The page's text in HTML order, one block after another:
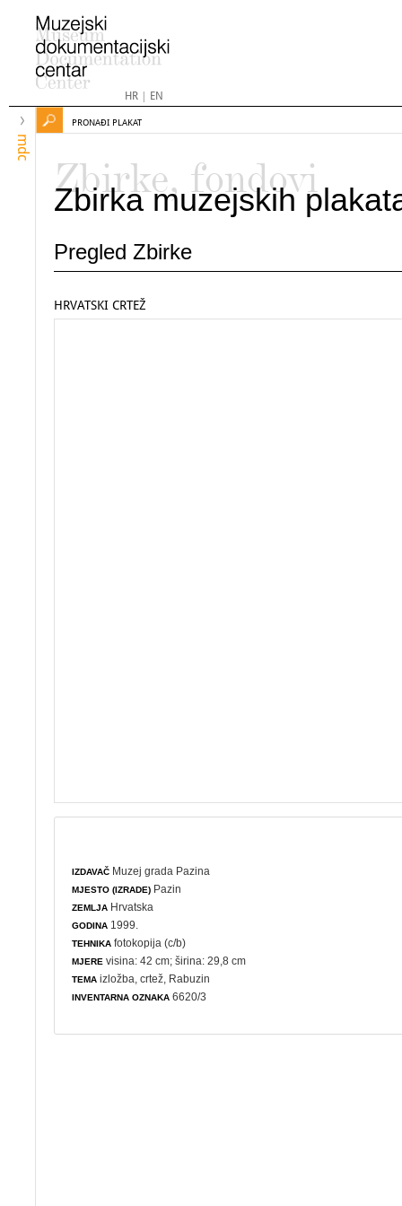
HR| EN
mdc
PRONAĐI PLAKAT
Zbirke, fondovi
Zbirka muzejskih
Pregled Zbirke
HRVATSKI CRTEŽ
IZDAVAČ Muzej grada Pazina
MJESTO (IZRADE) Pazin
ZEMLJA Hrvatska
GODINA 1999.
TEHNIKA fotokopija (c/b)
MJERE visina: 42 cm; širina: 29,8 cm
TEMA izložba ,crtež , Rabuzin
INVENTARNA OZNAKA 6620/3